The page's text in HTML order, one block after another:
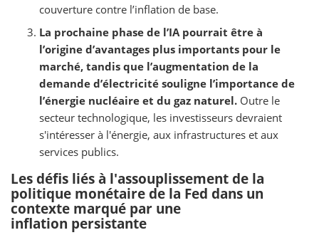
couverture contre l’inflation de base.
La prochaine phase de l’IA pourrait être à
l’origine d’avantages plus importants pour le
marché, tandis que l’augmentation de la
demande d’électricité souligne l’importance de
l’énergie nucléaire et du gaz naturel. Outre le
secteur technologique, les investisseurs devraient
s'intéresser à l'énergie, aux infrastructures et aux
services publics.
Les défis liés à l'assouplissement de la
politique monétaire de la Fed dans un
contexte marqué par une
inflation persistante